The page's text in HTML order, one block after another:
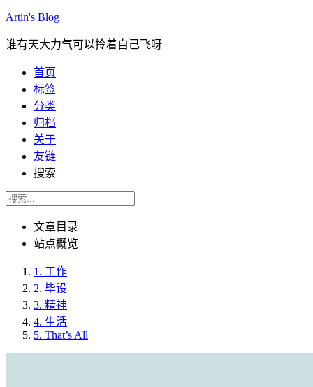
Artin's Blog
谁有天大力气可以拎着自己飞呀
首页
标签
分类
归档
关于
友链
搜索
文章目录
站点概览
1. 工作
2. 毕设
3. 精神
4. 生活
5. That’s All